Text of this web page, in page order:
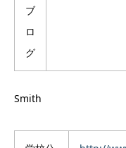
ブ
ロ
グ
Smith